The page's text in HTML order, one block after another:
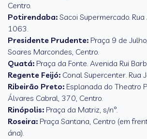
Centro.
Potirendaba: Sacoi Supermercado.
1063.
Presidente Prudente: Praça 9 de
Soares Marcondes, Centro.
Quatá: Praça da Fonte. Avenida Rui
Regente Feijó: Conal Supercenter. Rua
Ribeirão Preto: Esplanada do Theatro
Álvares Cabral, 370, Centro.
Rinópolis: Praça da Matriz, s/n°.
Roseira: Praça Santana, Centro (em
́ana).